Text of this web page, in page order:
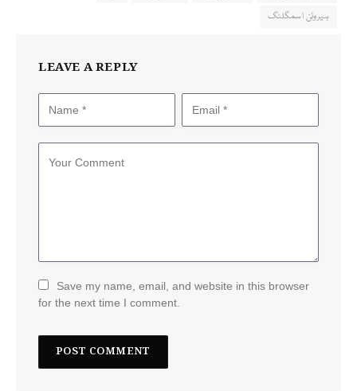
ہیروئن اسمگلنگ
LEAVE A REPLY
Save my name, email, and website in this browser
for the next time I comment.